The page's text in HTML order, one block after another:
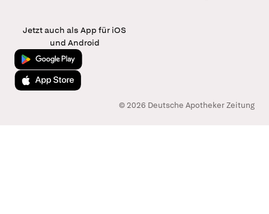
Jetzt auch als App für iOS
und Android
Jetzt bei Google Play
Laden im App Store
© 2026 Deutsche Apotheker Zeitung